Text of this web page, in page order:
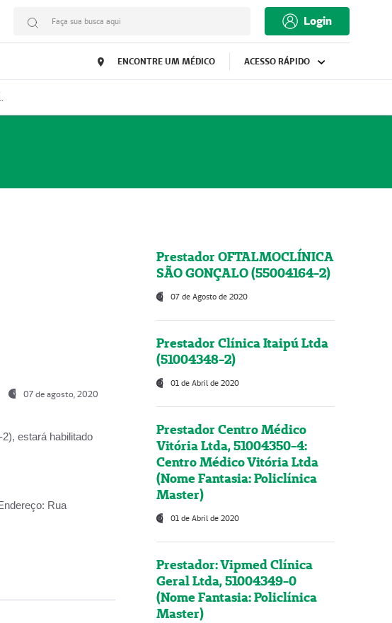
Faça sua busca aqui Login
ENCONTRE UM MÉDICO ACESSO RÁPIDO
(55004164-2)
07 de agosto, 2020
estará habilitado
Rua
Prestador OFTALMOCLÍNICA
SÃO GONÇALO (55004164-2)
07 de Agosto de 2020
Prestador Clínica Itaipú Ltda
(51004348-2)
01 de Abril de 2020
Prestador Centro Médico
Vitória Ltda, 51004350-4:
Centro Médico Vitória Ltda
(Nome Fantasia: Policlínica
Master)
01 de Abril de 2020
Prestador: Vipmed Clínica
Geral Ltda, 51004349-0
(Nome Fantasia: Policlínica
Master)